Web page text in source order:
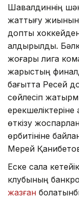
Шавалдиннің
жаттығу
допты
қалдырылды.
жоғары лига
жарыстың
бағытта Ресей
сөйлесіп
өткізу
өрбитініне
Мерей
Еске сала
клубының
жазған